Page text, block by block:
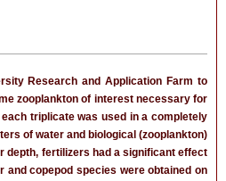
Research and Application Farm to
zooplankton of interest necessary for
triplicate was used in a completely
of water and biological (zooplankton)
depth, fertilizers had a significant effect
and copepod species were obtained on